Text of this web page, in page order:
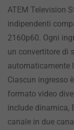
ATEM Television
indipendenti
2160p60. Ogni
un convertitore di
automaticamente
Ciascun ingresso
formato video
include dinamica,
canale in due